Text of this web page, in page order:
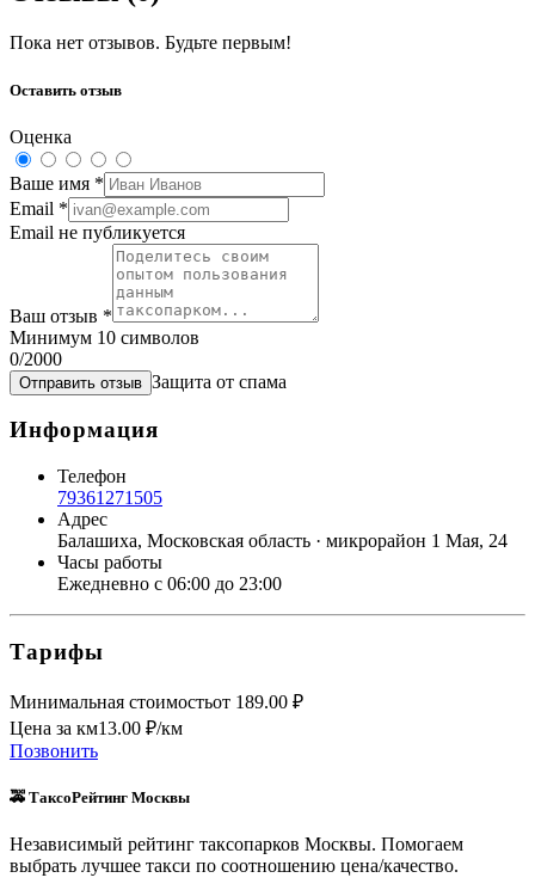
Пока нет отзывов. Будьте первым!
Оставить отзыв
Оценка
Ваше имя *
Email *
Email не публикуется
Ваш отзыв *
Минимум 10 символов
0/2000
Отправить отзыв Защита от спама
Информация
Телефон
79361271505
Адрес
Балашиха, Московская область · микрорайон 1 Мая, 24
Часы работы
Ежедневно с 06:00 до 23:00
Тарифы
Минимальная стоимостьот 189.00 ₽
Цена за км13.00 ₽/км
Позвонить
🚕 ТаксоРейтинг Москвы
Независимый рейтинг таксопарков Москвы. Помогаем
выбрать лучшее такси по соотношению цена/качество.